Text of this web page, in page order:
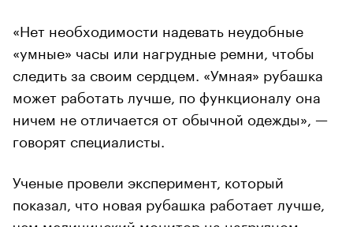
«Нет необходимости надевать неудобные
«умные» часы или нагрудные ремни, чтобы
следить за своим сердцем. «Умная» рубашка
может работать лучше, по функционалу она
ничем не отличается от обычной одежды», —
говорят специалисты.
Ученые провели эксперимент, который
показал, что новая рубашка работает лучше,